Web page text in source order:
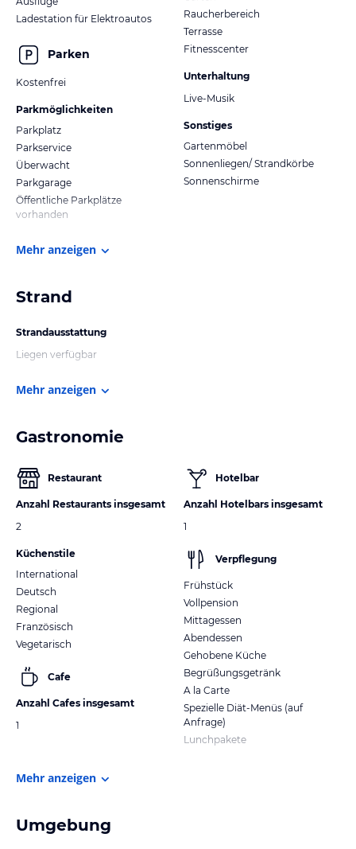
Ladestation für Elektroautos
Parken
Kostenfrei
Parkmöglichkeiten
Parkplatz
Parkservice
Überwacht
Parkgarage
Öffentliche Parkplätze
vorhanden
Raucherbereich
Terrasse
Fitnesscenter
Unterhaltung
Live-Musik
Sonstiges
Gartenmöbel
Sonnenliegen/ Strandkörbe
Sonnenschirme
Mehr anzeigen
Strand
Strandausstattung
Liegen verfügbar
Mehr anzeigen
Gastronomie
Restaurant
Anzahl Restaurants insgesamt
2
Küchenstile
International
Deutsch
Regional
Französisch
Vegetarisch
Cafe
Anzahl Cafes insgesamt
1
Hotelbar
Anzahl Hotelbars insgesamt
1
Verpflegung
Frühstück
Vollpension
Mittagessen
Abendessen
Gehobene Küche
Begrüßungsgetränk
A la Carte
Spezielle Diät-Menüs (auf
Anfrage)
Lunchpakete
Mehr anzeigen
Umgebung